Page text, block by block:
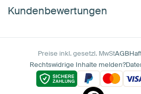
Kundenbewertungen
Preise inkl. gesetzl. MwStAGB
Rechtswidrige Inhalte melden?